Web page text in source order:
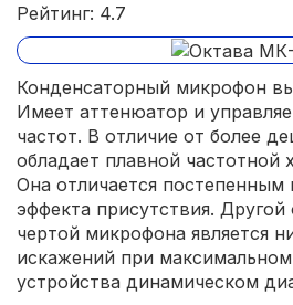
Рейтинг: 4.7
Конденсаторный микрофон
Имеет аттенюатор и
частот. В отличие от более
обладает плавной частотной
Она отличается
эффекта присутствия. Другой
чертой микрофона является
искажений при максимальном
устройства динамическом